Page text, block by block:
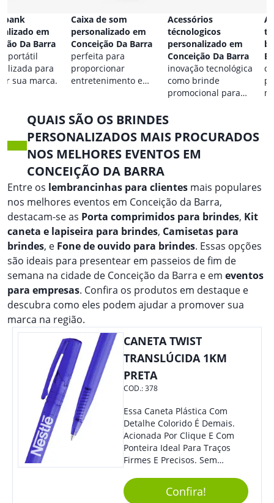
bank
em
Da Barra
portátil
para
sua marca.
Caixa de som
personalizado em
Conceição Da Barra
perfeita para
proporcionar
entretenimento e
Acessórios
técnologicos
personalizado em
Conceição Da Barra
inovação tecnológica
como brinde
promocional para
QUAIS SÃO OS BRINDES
PERSONALIZADOS MAIS PROCURADOS
NOS MELHORES EVENTOS EM
CONCEIÇÃO DA BARRA
Entre os lembrancinhas para clientes mais populares
nos melhores eventos em Conceição da Barra,
destacam-se as Porta comprimidos para brindes, Kit
caneta e lapiseira para brindes, Camisetas para
brindes, e Fone de ouvido para brindes. Essas opções
são ideais para presentear em passeios de fim de
semana na cidade de Conceição da Barra e em eventos
para empresas. Confira os produtos em destaque e
descubra como eles podem ajudar a promover sua
marca na região.
CANETA TWIST
TRANSLÚCIDA 1KM
PRETA
COD.:378
Essa Caneta Plástica Com
Detalhe Colorido É Demais.
Acionada Por Clique E Com
Ponteira Ideal Para Traços
Firmes E Precisos. Sem
Brinde Para Representar Sua
Marca.
Confira!